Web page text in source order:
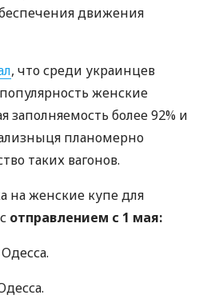
движения
, что среди украинцев
женские
заполняемость более 92% и
планомерно
таких вагонов.
на женские купе для
отправлением с 1 мая: